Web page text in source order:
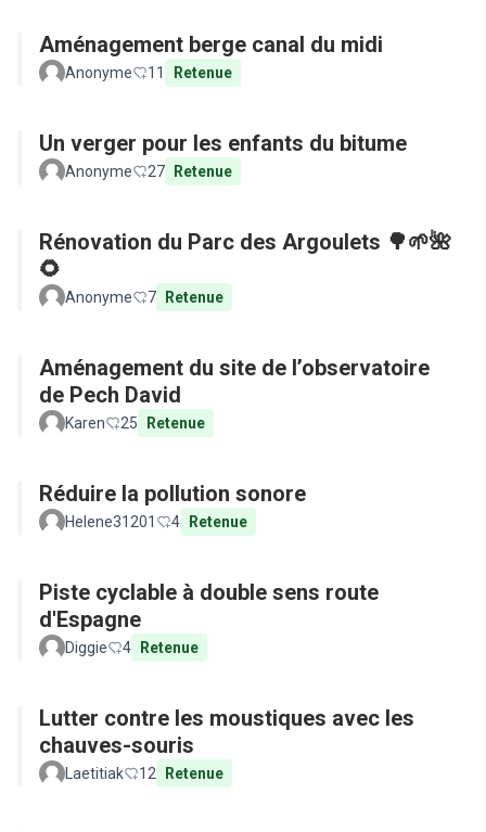
Aménagement berge canal du midi
Anonyme 11 Retenue
Un verger pour les enfants du bitume
Anonyme 27 Retenue
Rénovation du Parc des Argoulets 🌳🌱🌺
🌻
Anonyme 7 Retenue
Aménagement du site de l’observatoire
de Pech David
Karen 25 Retenue
Réduire la pollution sonore
Helene31201 4 Retenue
Piste cyclable à double sens route
d'Espagne
Diggie 4 Retenue
Lutter contre les moustiques avec les
chauves-souris
Laetitiak 12 Retenue